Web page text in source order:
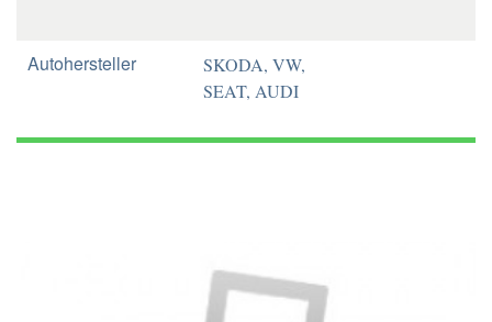
Autohersteller
SKODA, VW,
SEAT, AUDI